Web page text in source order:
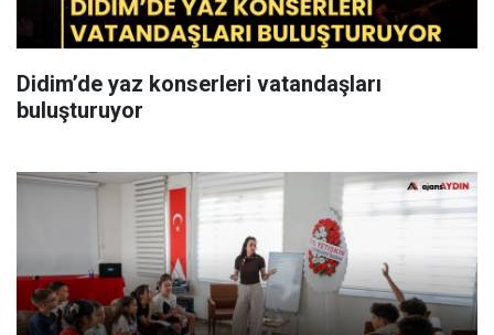
Didim’de yaz konserleri vatandaşları
buluşturuyor